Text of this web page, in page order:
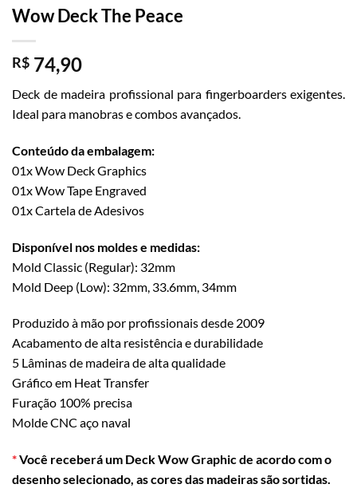
Wow Deck The Peace
R$ 74,90
Deck de madeira profissional para fingerboarders exigentes.
Ideal para manobras e combos avançados.
Conteúdo da embalagem:
01x Wow Deck Graphics
01x Wow Tape Engraved
01x Cartela de Adesivos
Disponível nos moldes e medidas:
Mold Classic (Regular): 32mm
Mold Deep (Low): 32mm, 33.6mm, 34mm
Produzido à mão por profissionais desde 2009
Acabamento de alta resistência e durabilidade
5 Lâminas de madeira de alta qualidade
Gráfico em Heat Transfer
Furação 100% precisa
Molde CNC aço naval
*Você receberá um Deck Wow Graphic de acordo com o
desenho selecionado, as cores das madeiras são sortidas.